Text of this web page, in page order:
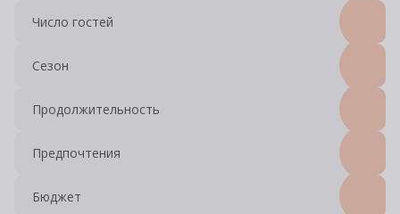
Число гостей
Сезон
Продолжительность
Предпочтения
Бюджет